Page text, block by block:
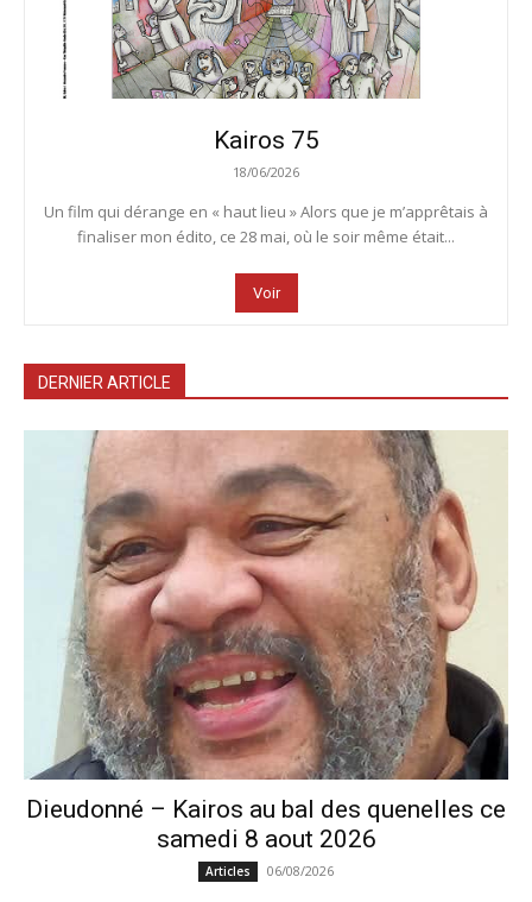
Kairos 75
18/06/2026
Un film qui dérange en « haut lieu » Alors que je m’apprêtais à
finaliser mon édito, ce 28 mai, où le soir même était...
Voir
DERNIER ARTICLE
Dieudonné – Kairos au bal des quenelles ce
samedi 8 aout 2026
Articles 06/08/2026